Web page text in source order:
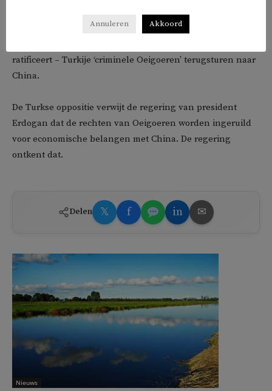
twee landen hebben ondertekend.
ratificeert – Turkije ‘criminele Oeigoeren’ terugsturen naar
China.
De Turkse oppositie verwijt de regering van president
Erdogan dat de rechten van Oeigoeren worden ingeruild
voor economische belangen met China. De regering
ontkent dat.
Delen 𝕏 f in ✉
Nieuws
Annuleren Akkoord